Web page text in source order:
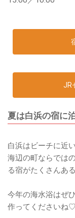
JR
夏は白浜の宿に
白浜はビーチに近
海辺の町ならでは
る宿がたくさんあ
今年の海水浴はぜ
作ってくださいね♡